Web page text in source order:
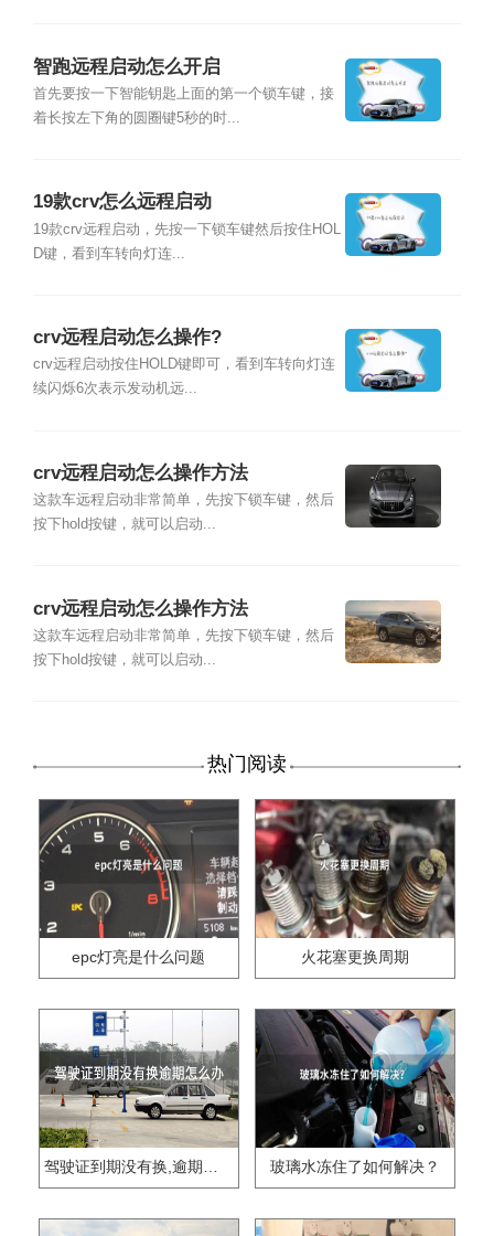
智跑远程启动怎么开启
首先要按一下智能钥匙上面的第一个锁车键，接
着长按左下角的圆圈键5秒的时...
19款crv怎么远程启动
19款crv远程启动，先按一下锁车键然后按住HOL
D键，看到车转向灯连...
crv远程启动怎么操作?
crv远程启动按住HOLD键即可，看到车转向灯连
续闪烁6次表示发动机远...
crv远程启动怎么操作方法
这款车远程启动非常简单，先按下锁车键，然后
按下hold按键，就可以启动...
crv远程启动怎么操作方法
这款车远程启动非常简单，先按下锁车键，然后
按下hold按键，就可以启动...
热门阅读
epc灯亮是什么问题 火花塞更换周期
驾驶证到期没有换,逾期怎么办?? 玻璃水冻住了如何解决？